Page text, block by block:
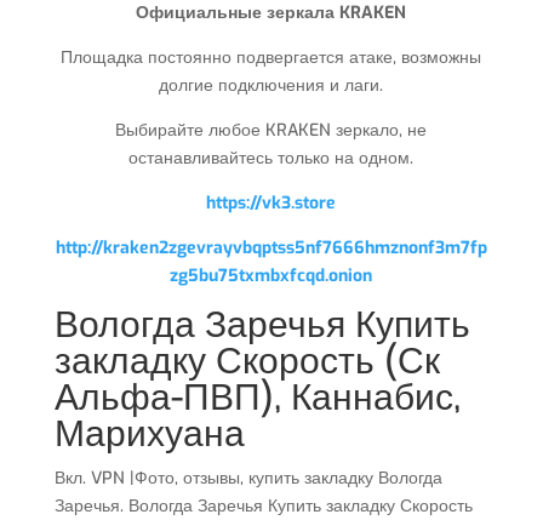
Официальные зеркала KRAKEN
Площадка постоянно подвергается атаке, возможны
долгие подключения и лаги.
Выбирайте любое KRAKEN зеркало, не
останавливайтесь только на одном.
https://vk3.store
http://kraken2zgevrayvbqptss5nf7666hmznonf3m7fp
zg5bu75txmbxfcqd.onion
Вологда Заречья Купить
закладку Скорость (Ск
Альфа-ПВП), Каннабис,
Марихуана
Вкл. VPN |Фото, отзывы, купить закладку Вологда
Заречья. Вологда Заречья Купить закладку Скорость